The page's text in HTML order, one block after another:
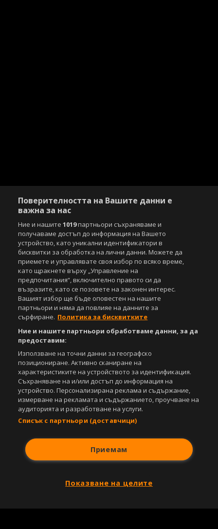
Copyright © 2007-2026 Агенция Спортал. Всички права запазени.
Този уебсайт е собственост наSportal Media Group
За нас Екип За рекламa
Общи условия
Етични правила на НСС
Лични данни
Управление на предпочитания
Съдържанието на този уеб сайт и технологиите, използвани в него, са
под закрила на Закона за авторското право и сродните му права.
Всички статии, репортажи, интервюта и други текстови, графични и
видео материали, публикувани в сайта, са собственост на Агенция
Спортал, освен ако изрично е посочено друго. Допуска се
публикуване на текстови материали само след писмено съгласие на
Агенция Спортал, посочване на източника и добавяне на линк към
www.sportal.bg. Използването на графични и видео материали,
санкционирани с цялата строгост на закона.
БЕЗПЛАТНОТО приложение за:
Поверителността на Вашите данни е
важна за нас
Ние и нашите1019партньори съхраняваме и
получаваме достъп до информация на Вашето
устройство, като уникални идентификатори в
бисквитки за обработка на лични данни. Можете да
приемете и управлявате своя избор по всяко време,
като щракнете върху „Управление на
предпочитания“, включително правото си да
възразите, като се позовете на законен интерес.
Вашият избор ще бъде оповестен на нашите
партньори и няма да повлияе на данните за
сърфиране. Политика за бисквитките
Ние и нашите партньори обработваме данни, за да
предоставим:
Използване на точни данни за географско
позициониране. Активно сканиране на
характеристиките на устройството за идентификация.
Съхраняване на и/или достъп до информация на
устройство. Персонализирана реклама и съдържание,
измерване на рекламата и съдържанието, проучване на
аудиторията и разработване на услуги.
Списък с партньори (доставчици)
Приемам
Показване на целите